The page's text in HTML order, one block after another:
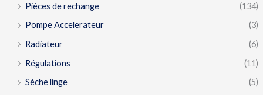
Pièces de rechange
(134)
Pompe Accelerateur
(3)
Radiateur
(6)
Régulations
(11)
Séche linge
(5)